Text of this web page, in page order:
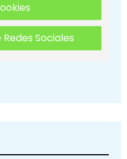
Sociales